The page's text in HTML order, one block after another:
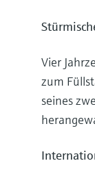
Vier
zum
seines